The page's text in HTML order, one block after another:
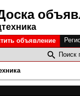
объявление
Поиск